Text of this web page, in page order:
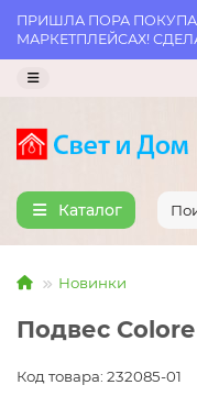
ПРИШЛА ПОРА
МАРКЕТПЛЕЙСАХ!
Каталог
Новинки
Подвес
Код товара: 232085-01